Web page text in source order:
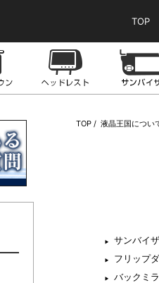
TOP
フリップダウンモニターヘッドレス
TOP 液晶王国につい
サンバイ
フリップ
バックミ